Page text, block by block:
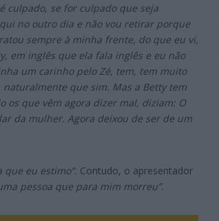
culpado, se for culpado que seja
no outro dia e não vou retirar porque
sempre à minha frente, do que eu vi,
em inglês que ela fala inglês e eu não
um carinho pelo Zé, tem, tem muito
que sim. Mas a Betty tem
os que vêm agora dizer mal, diziam: O
da mulher. Agora deixou de ser de um
que eu estimo”. Contudo, o apresentador
pessoa que para mim morreu”.